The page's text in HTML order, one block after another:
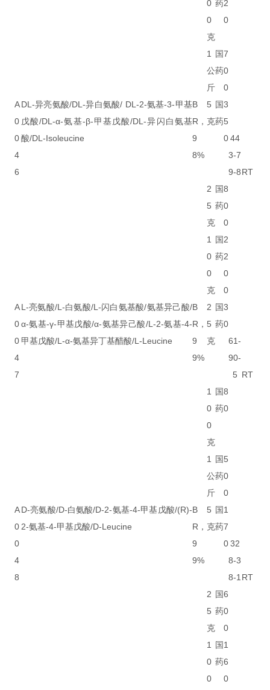
0
0
克
药2
0
1
公
斤
国
药
7
0
0
A
0
0
4
6
DL-异亮氨酸/DL-异白氨酸/ DL-2-氨基-3-甲基
戊酸/DL-α-氨基-β-甲基戊酸/DL-异闪白氨基
酸/DL-Isoleucine
B
R，
9
8%
5
克
国
药
3
5
044
3-7
9-8RT
2
5
克
国
药
8
0
0
1
0
0
克
国
药
2
2
0
0
A
0
0
4
7
L-亮氨酸/L-白氨酸/L-闪白氨基酸/氨基异己酸/
α-氨基-γ-甲基戊酸/α-氨基异己酸/L-2-氨基-4-
甲基戊酸/L-α-氨基异丁基醋酸/L-Leucine
B
R，
9
9%
2
5
克
国
药
3
0
61-
90-
5 RT
1
0
0
克
国
药
8
0
1
公
斤
国
药
5
0
0
A
0
0
4
8
D-亮氨酸/D-白氨酸/D-2-氨基-4-甲基戊酸/(R)-
2-氨基-4-甲基戊酸/D-Leucine
B
R，
9
9%
5
克
国
药
1
7
032
8-3
8-1RT
2
5
克
国
药
6
0
0
1
0
0
国
药
1
6
0